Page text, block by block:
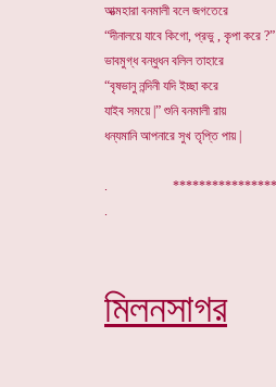
আত্মহারা বনমালী বলে জগতেরে
“দীনালয়ে যাবে কিগো, প্রভু , কৃপা করে ?”
ভাবমুগ্ধ বন্ধুধন বলিল তাহারে
“বৃষভানু নন্দিনী যদি ইচ্ছা করে
যাইব সময়ে |” শুনি বনমালী রায়
ধন্যমানি আপনারে সুখ তৃপ্তি পায় |
.
মিলনসাগর